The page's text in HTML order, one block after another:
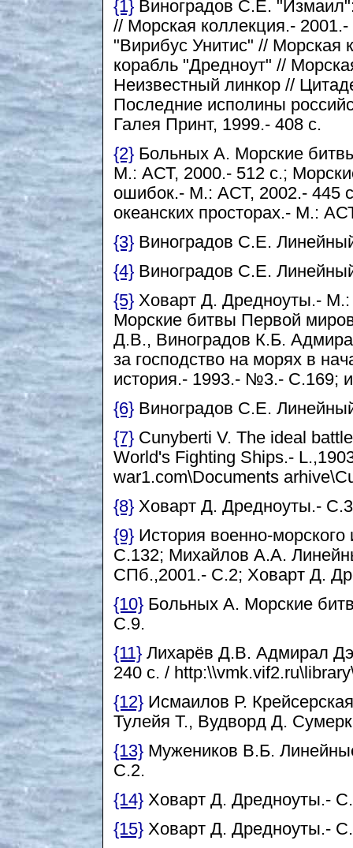
{1} Виноградов С.Е.
// Морская коллекция.-
"Вирибус Унитис" //
корабль "Дредноут" //
Неизвестный линкор //
Последние исполины
Галея Принт, 1999.- 408 с.
{2} Больных А. Морские
М.: АСТ, 2000.- 512 с.;
ошибок.- М.: АСТ, 2002.- 445
океанских просторах.- М.:
{3} Виноградов С.Е.
{4} Виноградов С.Е.
{5} Ховарт Д. Дредноуты.-
Морские битвы Первой
Д.В., Виноградов К.Б.
за господство на морях в
история.- 1993.- №3.- С.169;
{6} Виноградов С.Е.
{7} Cunyberti V. The ideal
World's Fighting Ships.-
war1.com\Documents
{8} Ховарт Д. Дредноуты.-
{9} История военно-
С.132; Михайлов А.А.
СПб.,2001.- С.2; Ховарт Д.
{10} Больных А. Морские
С.9.
{11} Лихарёв Д.В. Адмирал
240 с. /
{12} Исмаилов Р.
Тулейя Т., Вудворд Д.
{13} Мужеников В.Б.
С.2.
{14} Ховарт Д. Дредноуты.-
{15} Ховарт Д. Дредноуты.-